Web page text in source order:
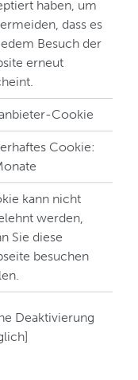
haben, um
dass es
Besuch der
erneut
Cookie
Cookie:
kann nicht
werden,
Sie diese
besuchen
Deaktivierung